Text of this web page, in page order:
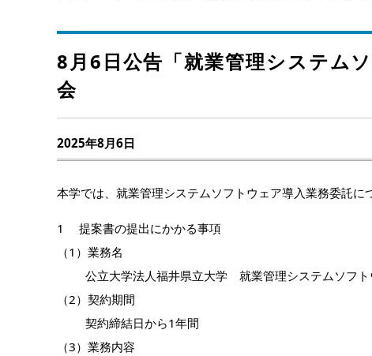
8月6日公告「就業管理システム
会
2025年8月6日
本学では、就業管理システムソフトウェア導入業務委託に
1 提案書の提出にかかる事項
（1）業務名
公立大学法人福井県立大学 就業管理システムソフト
（2）契約期間
契約締結日から1年間
（3）業務内容